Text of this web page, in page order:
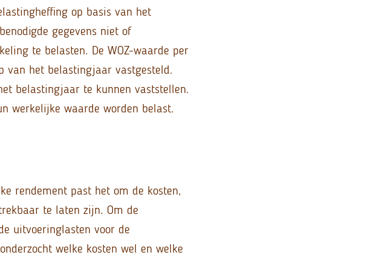
op basis van het
gegevens niet of
te belasten. De WOZ-waarde per
het belastingjaar vastgesteld.
belastingjaar te kunnen vaststellen.
werkelijke waarde worden belast.
rendement past het om de kosten,
te laten zijn. Om de
uitvoeringlasten voor de
welke kosten wel en welke